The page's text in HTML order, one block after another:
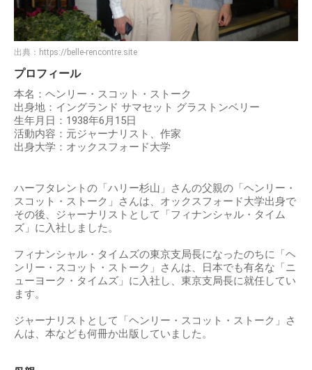
出典： https://belle-rencontre.site
プロフィール
本名：ヘンリー・スコット・ストーク
出身地：イングランド サマセット グラストンベリー
生年月日：1938年6月15日
活動内容：元ジャーナリスト、作家
出身大学：オックスフォード大学
ハーフタレントの「ハリー杉山」さんの父親の「ヘンリー・
スコット・ストーク」さんは、オックスフォード大学出身で
その後、ジャーナリストとして「フィナンシャル・タイム
ズ」に入社しました。
フィナンシャル・タイムズの東京支局長になったのちに「ヘ
ンリー・スコット・ストーク」さんは、日本でも有名な「ニ
ューヨーク・タイムズ」に入社し、東京支局長に就任してい
ます。
ジャーナリストとして「ヘンリー・スコット・ストーク」さ
んは、本なども何冊か出版していました。